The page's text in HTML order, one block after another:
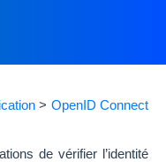
> OpenID Connect
de vérifier l’identité